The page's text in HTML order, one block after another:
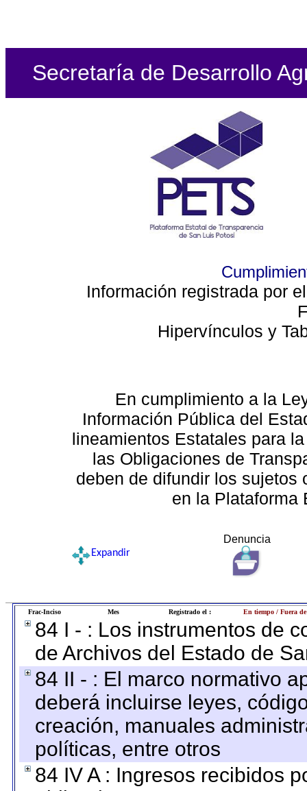
Secretaría de Desarrollo
Información registrada por
Hipervínculos y
En cumplimiento a la
Información Pública del
lineamientos Estatales para
las Obligaciones de
deben de difundir los sujetos
en la Plataforma
Denuncia
Expandir
Frac-Inciso Mes Registrado el : En tiempo / Fuera
84 I - : Los instrumentos de
de Archivos del Estado de
84 II - : El marco normativo
deberá incluirse leyes,
creación, manuales
políticas, entre otros
84 IV A : Ingresos recibidos